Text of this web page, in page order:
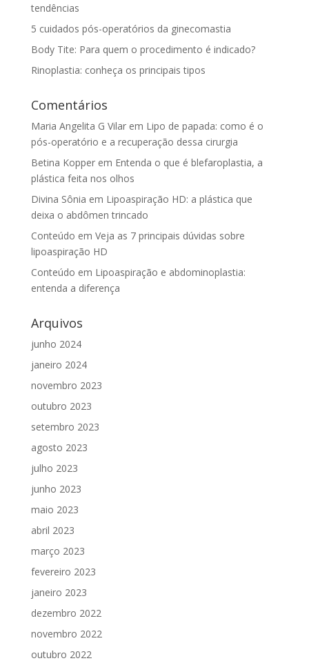
tendências
5 cuidados pós-operatórios da ginecomastia
Body Tite: Para quem o procedimento é indicado?
Rinoplastia: conheça os principais tipos
Comentários
Maria Angelita G Vilarem Lipo de papada: como é o
pós-operatório e a recuperação dessa cirurgia
Betina Kopperem Entenda o que é blefaroplastia, a
plástica feita nos olhos
Divina Sônia em Lipoaspiração HD: a plástica que
deixa o abdômen trincado
Conteúdo em Veja as 7 principais dúvidas sobre
lipoaspiração HD
Conteúdo em Lipoaspiração e abdominoplastia:
entenda a diferença
Arquivos
junho 2024
janeiro 2024
novembro 2023
outubro 2023
setembro 2023
agosto 2023
julho 2023
junho 2023
maio 2023
abril 2023
março 2023
fevereiro 2023
janeiro 2023
dezembro 2022
novembro 2022
outubro 2022